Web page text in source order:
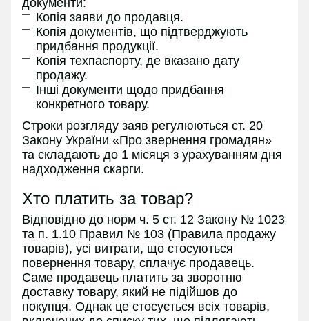
документи:
Копія заяви до продавця.
Копія документів, що підтверджують
придбання продукції.
Копія техпаспорту, де вказано дату
продажу.
Інші документи щодо придбання
конкретного товару.
Строки розгляду заяв регулюються ст. 20
Закону України «Про звернення громадян»
та складають до 1 місяця з урахуванням дня
надходження скарги.
Хто платить за товар?
Відповідно до норм ч. 5 ст. 12 Закону № 1023
та п. 1.10 Правил № 103 (Правила продажу
товарів), усі витрати, що стосуються
повернення товару, сплачує продавець.
Саме продавець платить за зворотню
доставку товару, який не підійшов до
покупця. Однак це стосується всіх товарів,